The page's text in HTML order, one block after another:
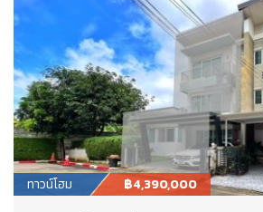
ทาวน์โฮม ฿4,390,000